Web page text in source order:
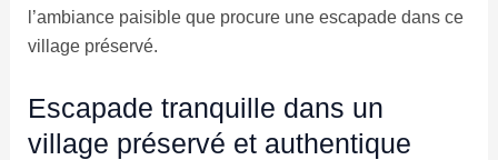
l’ambiance paisible que procure une escapade dans ce
village préservé.
Escapade tranquille dans un
village préservé et authentique